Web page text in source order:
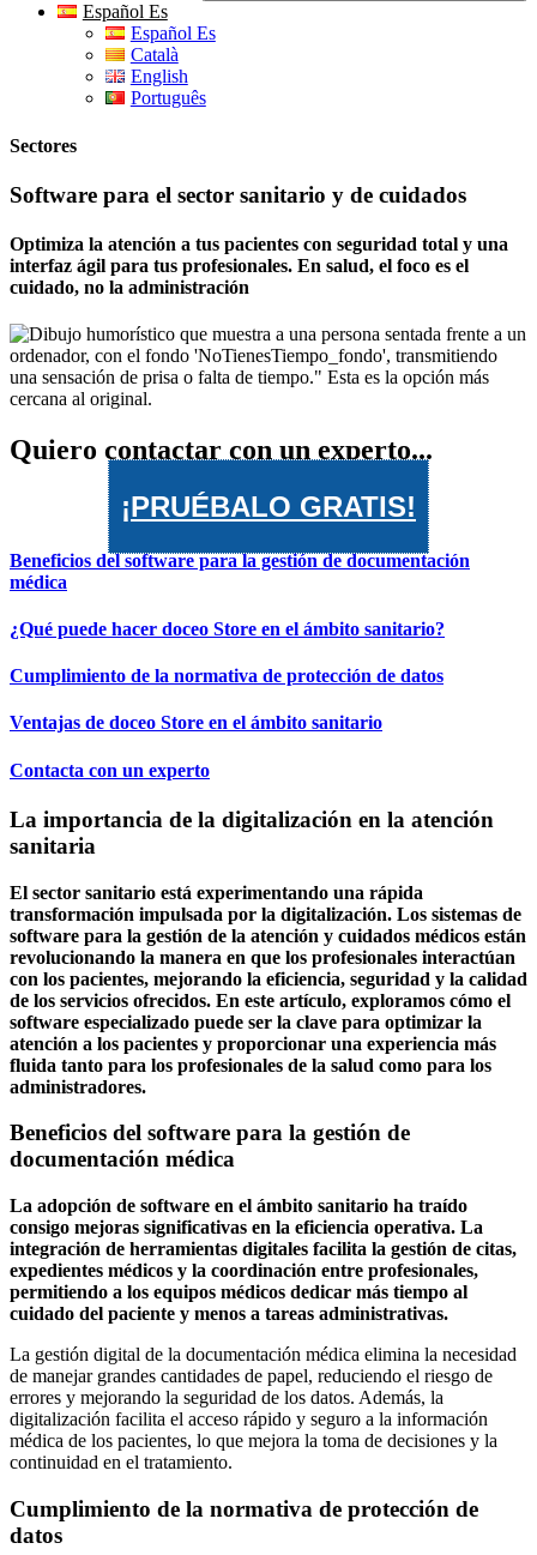
Español Es
Español Es
Català
English
Português
Sectores
Software para el sector sanitario y de cuidados
Optimiza la atención a tus pacientes con seguridad total y una
interfaz ágil para tus profesionales. En salud, el foco es el
cuidado, no la administración
Quiero contactar con un experto...
¡PRUÉBALO GRATIS!
Beneficios del software para la gestión de documentación
médica
¿Qué puede hacer doceo Store en el ámbito sanitario?
Cumplimiento de la normativa de protección de datos
Ventajas de doceo Store en el ámbito sanitario
Contacta con un experto
La importancia de la digitalización en la atención
sanitaria
El sector sanitario está experimentando una rápida
transformación impulsada por la digitalización. Los sistemas de
software para la gestión de la atención y cuidados médicos están
revolucionando la manera en que los profesionales interactúan
con los pacientes, mejorando la eficiencia, seguridad y la calidad
de los servicios ofrecidos. En este artículo, exploramos cómo el
software especializado puede ser la clave para optimizar la
atención a los pacientes y proporcionar una experiencia más
fluida tanto para los profesionales de la salud como para los
administradores.
Beneficios del software para la gestión de
documentación médica
La adopción de software en el ámbito sanitario ha traído
consigo mejoras significativas en la eficiencia operativa. La
integración de herramientas digitales facilita la gestión de citas,
expedientes médicos y la coordinación entre profesionales,
permitiendo a los equipos médicos dedicar más tiempo al
cuidado del paciente y menos a tareas administrativas.
La gestión digital de la documentación médica elimina la necesidad
de manejar grandes cantidades de papel, reduciendo el riesgo de
errores y mejorando la seguridad de los datos. Además, la
digitalización facilita el acceso rápido y seguro a la información
médica de los pacientes, lo que mejora la toma de decisiones y la
continuidad en el tratamiento.
Cumplimiento de la normativa de protección de
datos